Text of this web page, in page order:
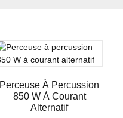
Perceuse À Percussion
850 W À Courant
Alternatif